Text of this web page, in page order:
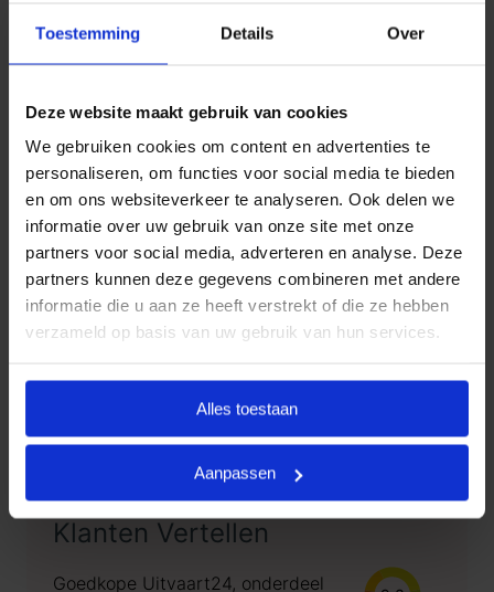
Toestemming Details Over
Deze website maakt gebruik van cookies
We gebruiken cookies om content en advertenties te
personaliseren, om functies voor social media te bieden
en om ons websiteverkeer te analyseren. Ook delen we
informatie over uw gebruik van onze site met onze
partners voor social media, adverteren en analyse. Deze
partners kunnen deze gegevens combineren met andere
informatie die u aan ze heeft verstrekt of die ze hebben
verzameld op basis van uw gebruik van hun services.
Alles toestaan
Aanpassen
uitvaartwensen. In één oogopslag ziet u al uw opties
en de daarbij behorende (eerlijke) prijzen. U betaalt
afnemen en wat past binnen uw budget. Indien u dit
wenst, kunt u deze pakketten uiteraard uitbreiden.
Door met vaste uitvaartpakketten te werken, kan
Goedkope Uitvaart24 u een goed verzorgde,
persoonlijke en waardige begrafenis tegen een
eerlijk tarief garanderen.
Heeft u vragen of wilt u graag meer informatie
085 016 0685
Klanten Vertellen
Goedkope Uitvaart24, onderdeel